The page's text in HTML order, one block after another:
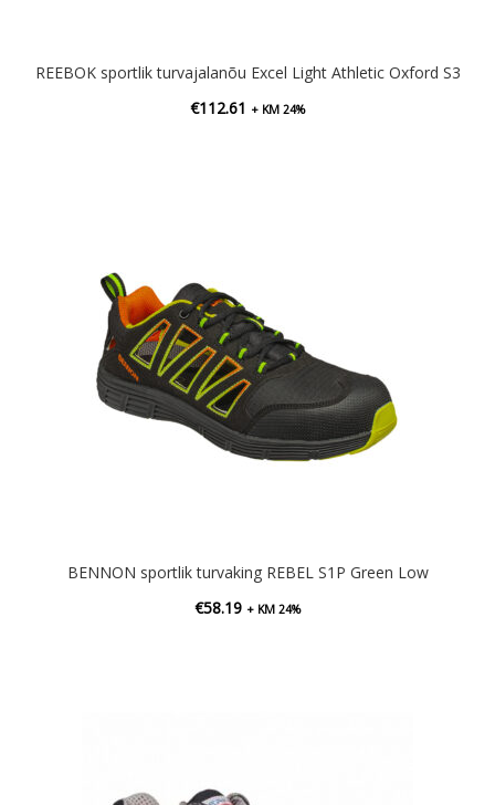
REEBOK sportlik turvajalanõu Excel Light Athletic Oxford S3
€112.61 + KM 24%
BENNON sportlik turvaking REBEL S1P Green Low
€58.19 + KM 24%